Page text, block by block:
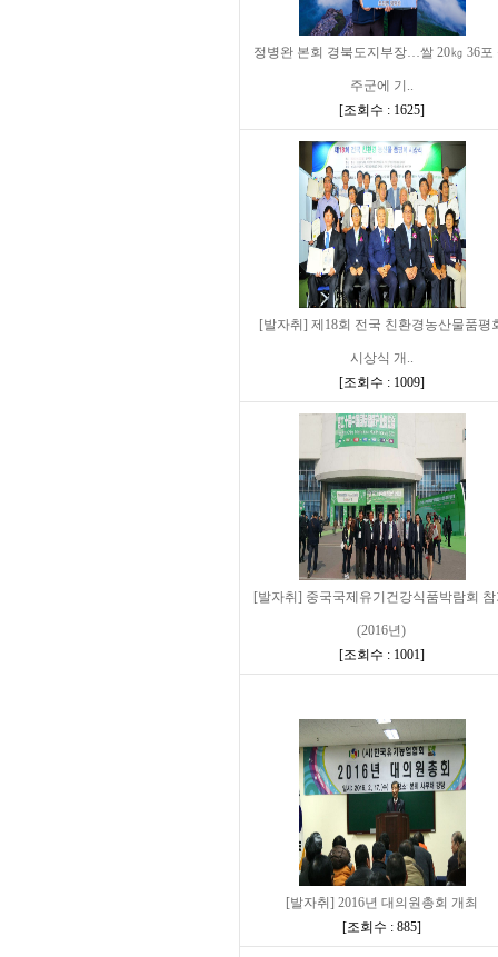
정병완 본회 경북도지부장…쌀 20㎏ 36포
주군에 기..
[조회수 : 1625]
[발자취] 제18회 전국 친환경농산물품평
시상식 개..
[조회수 : 1009]
[발자취] 중국국제유기건강식품박람회
(2016년)
[조회수 : 1001]
[발자취] 2016년 대의원총회 개최
[조회수 : 885]